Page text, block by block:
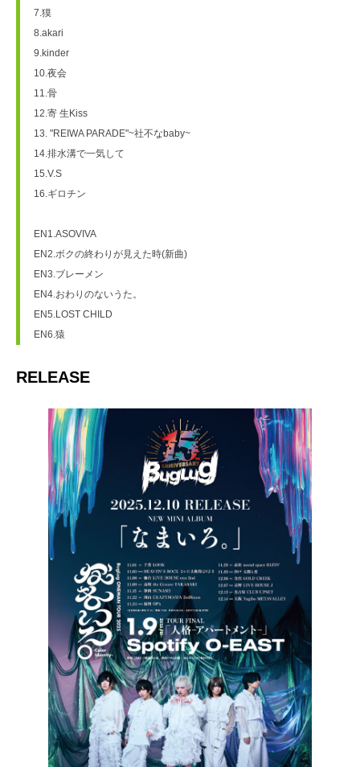
7.獏
8.akari
9.kinder
10.夜会
11.骨
12.寄 生Kiss
13. "REIWA PARADE"~社不なbaby~
14.排水溝で一気して
15.V.S
16.ギロチン
EN1.ASOVIVA
EN2.ボクの終わりが見えた時(新曲)
EN3.ブレーメン
EN4.おわりのないうた。
EN5.LOST CHILD
EN6.猿
RELEASE